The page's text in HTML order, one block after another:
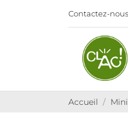
Contactez-
Accueil